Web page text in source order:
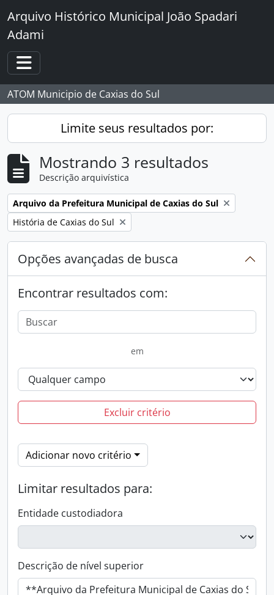
Skip to main content
Arquivo Histórico Municipal João Spadari
Adami
Toggle navigation
ATOM Municipio de Caxias do Sul
Limite seus resultados por:
Mostrando 3 resultados
Descrição arquivística
Remover filtro:
Arquivo da Prefeitura Municipal de Caxias do Sul
Remover filtro:
História de Caxias do Sul
Opções avançadas de busca
Encontrar resultados com:
em
Excluir critério
Adicionar novo critério
Limitar resultados para:
Entidade custodiadora
Descrição de nível superior